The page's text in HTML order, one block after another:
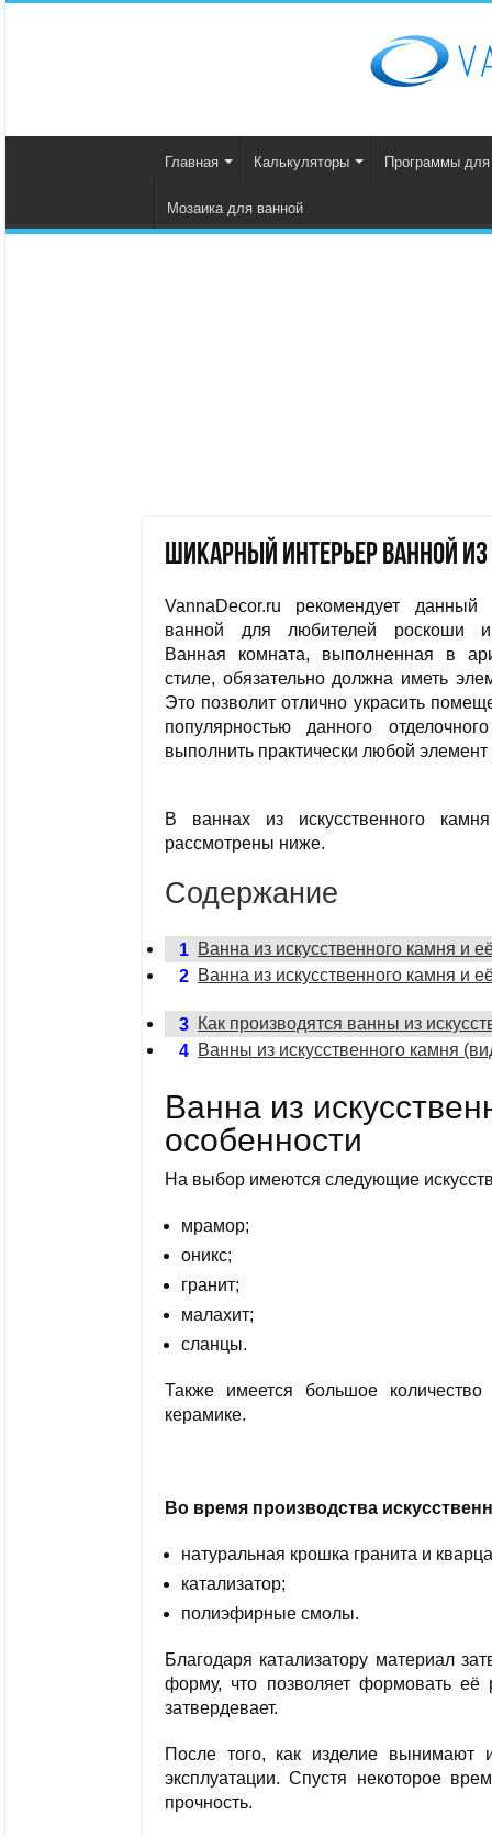
Главная Калькуляторы Программы для
Мозаика для ванной
Шикарный интерьер ванной
VannaDecor.ru рекомендует данный
ванной для любителей роскоши и
Ванная комната, выполненная в
стиле, обязательно должна иметь
Это позволит отлично украсить
популярностью данного
выполнить практически любой
В ваннах из искусственного
рассмотрены ниже.
Содержание
1
Ванна из искусственного камня и
2
Ванна из искусственного камня и
3
Как производятся ванны из
4
Ванны из искусственного камня
Ванна из
особенности
На выбор имеются следующие
мрамор;
оникс;
гранит;
малахит;
сланцы.
Также имеется большое
керамике.
Во время производства
натуральная крошка гранита и
катализатор;
полиэфирные смолы.
Благодаря катализатору материал
форму, что позволяет формовать
затвердевает.
После того, как изделие
эксплуатации. Спустя некоторое
прочность.